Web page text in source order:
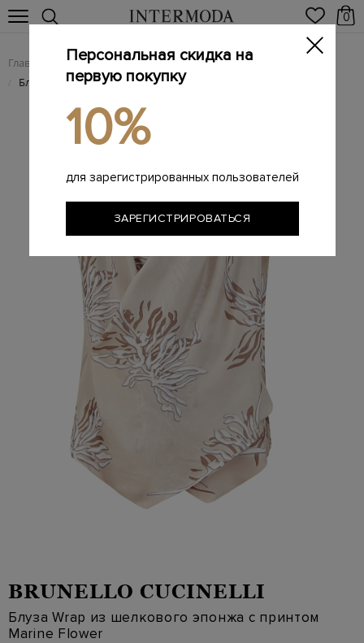
0
Главная Женщинам / Женская одежда / Женские блузы
/ Блуза Wrap из шелкового эпонжа с принтом Marine Flower
BRUNELLO CUCINELLI
Блуза Wrap из шелкового эпонжа с принтом
Marine Flower
Персональная скидка на
первую покупку
10%
для зарегистрированных пользователей
ЗАРЕГИСТРИРОВАТЬСЯ